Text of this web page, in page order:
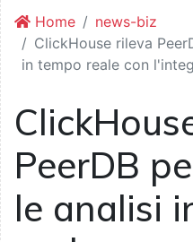
Home
news-biz
ClickHouse rileva
in tempo reale con
PeerDB
le analisi